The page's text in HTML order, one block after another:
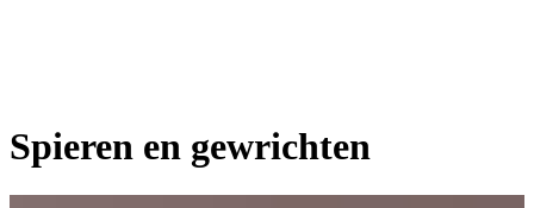
Spieren en gewrichten